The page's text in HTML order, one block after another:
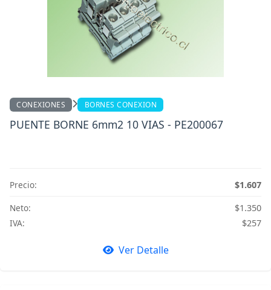
CONEXIONES BORNES CONEXION
PUENTE BORNE 6mm2 10 VIAS - PE200067
Precio:
$1.607
Neto:
$1.350
IVA:
$257
Ver Detalle